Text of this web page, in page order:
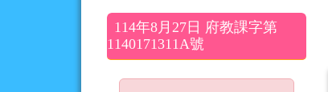
左邊區域內容
114年8月27日 府教課字第
1140171311A號